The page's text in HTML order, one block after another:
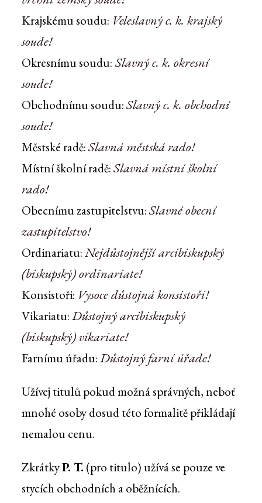
Krajskému soudu: Veleslavný c. k. krajský
soude!
Okresnímu soudu:Slavný c. k. okresní
soude!
Obchodnímu soudu:Slavný c. k. obchodní
soude!
Městské radě:Slavná městská rado!
Místní školní radě:Slavná místní školní
rado!
Obecnímu zastupitelstvu:Slavné obecní
zastupitelstvo!
Ordinariatu:Nejdůstojnější arcibiskupský
(biskupský) ordinariate!
Konsistoři: Vysoce důstojná konsistoři!
Vikariatu:Důstojný arcibiskupský
(biskupský) vikariate!
Farnímu úřadu:Důstojný farní úřade!
Užívej titulů pokud možná správných, neboť
mnohé osoby dosud této formalitě přikládají
nemalou cenu.
ZkrátkyP. T. (pro titulo) užívá se pouze ve
stycích obchodních a oběžnících.